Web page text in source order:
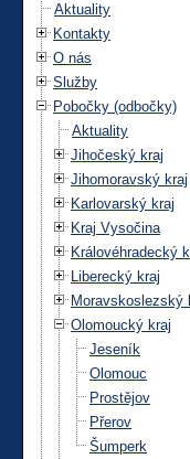
Aktuality
Kontakty
O nás
Služby
Pobočky (odbočky)
Aktuality
Jihočeský kraj
Jihomoravský kraj
Karlovarský kraj
Kraj Vysočina
Královéhradecký
Liberecký kraj
Moravskoslezský
Olomoucký kraj
Jeseník
Olomouc
Prostějov
Přerov
Šumperk